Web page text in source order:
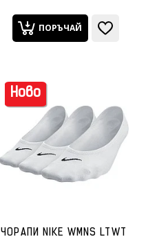
ПОРЪЧАЙ
Ново
ЧОРАПИ NIKE WMNS LTWT